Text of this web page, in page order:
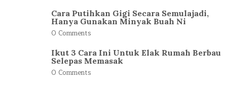
Cara Putihkan Gigi Secara Semulajadi,
Hanya Gunakan Minyak Buah Ni
0 Comments
Ikut 3 Cara Ini Untuk Elak Rumah Berbau
Selepas Memasak
0 Comments